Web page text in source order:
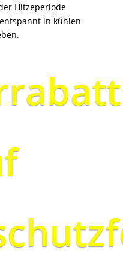
Hitzeperiode
in kühlen